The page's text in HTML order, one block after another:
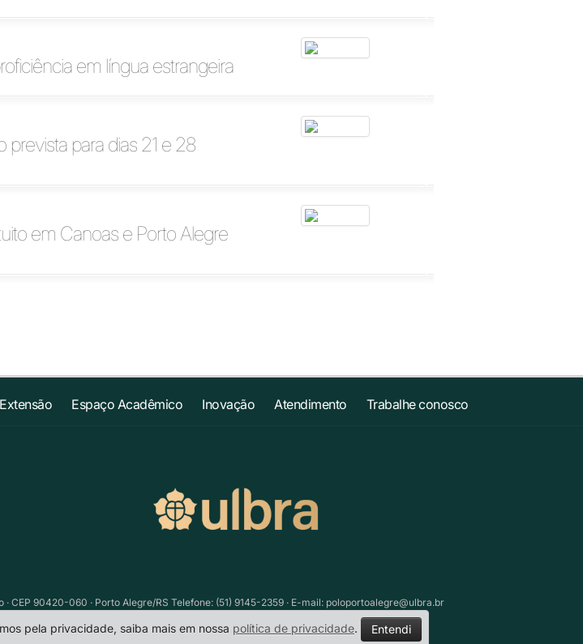
em língua estrangeira
prevista para dias 21 e 28
em Canoas e Porto Alegre
Extensão Espaço Acadêmico Inovação Atendimento Trabalhe conosco
CEP 90420-060 · Porto Alegre/RS Telefone: (51) 9145-2359 · E-mail: poloportoalegre@ulbra.br
pela privacidade, saiba mais em nossa política de privacidade. Entendi